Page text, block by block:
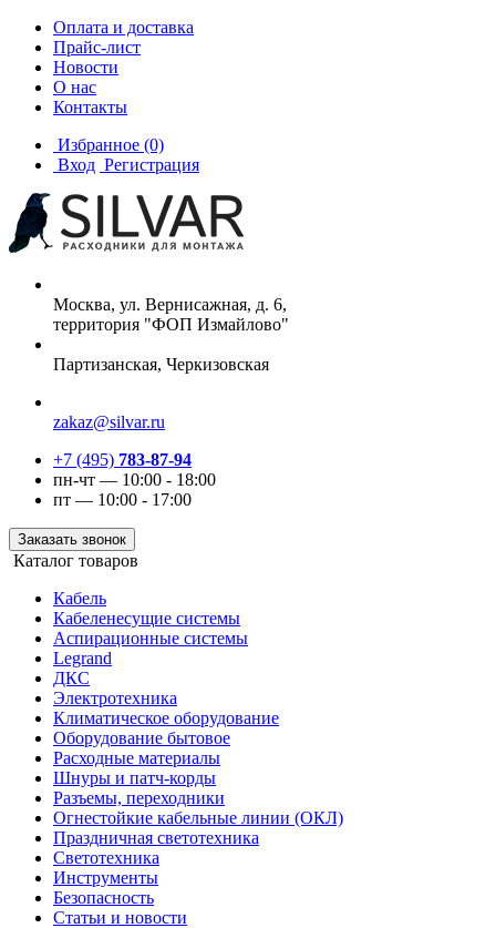
Оплата и доставка
Прайс-лист
Новости
О нас
Контакты
Избранное (0)
Вход Регистрация
Москва, ул. Вернисажная, д. 6,
территория "ФОП Измайлово"
Партизанская, Черкизовская
zakaz@silvar.ru
+7 (495) 783-87-94
пн-чт — 10:00 - 18:00
пт — 10:00 - 17:00
Заказать звонок
Каталог товаров
Кабель
Кабеленесущие системы
Аспирационные системы
Legrand
ДКС
Электротехника
Климатическое оборудование
Оборудование бытовое
Расходные материалы
Шнуры и патч-корды
Разъемы, переходники
Огнестойкие кабельные линии (ОКЛ)
Праздничная светотехника
Светотехника
Инструменты
Безопасность
Статьи и новости